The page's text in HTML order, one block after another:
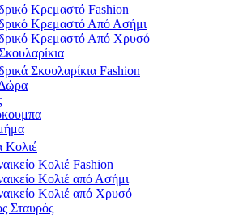
Κρεμαστό Fashion
Κρεμαστό Από Ασήμι
Κρεμαστό Από Χρυσό
Σκουλαρίκια Fashion
Κολιέ
Κολιέ Fashion
Κολιέ από Ασήμι
Κολιέ από Χρυσό
Σταυρός